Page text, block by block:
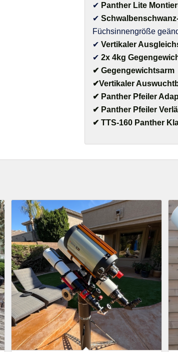
✔ Panther Lite
✔
Füchsinnengröße
✔ Vertikaler
✔ 2x 4kg
✔ Gegengewichtsarm
✔Vertikaler
✔ Panther Pfeiler
✔ Panther Pfeiler
✔ TTS-160 Panther